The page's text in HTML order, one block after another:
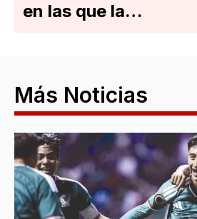
en las que la…
Más Noticias